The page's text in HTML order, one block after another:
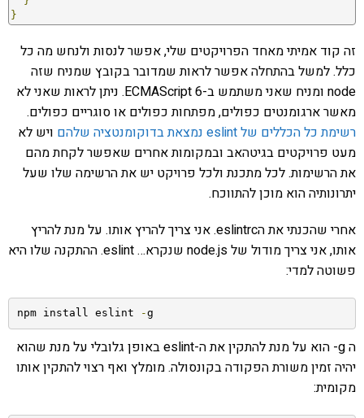
}
זה קוד אמיתי מאחד הפרויקטים שלי, אפשר לנסות ולנחש מה כל
כלל. למשל בהתחלה אפשר לראות שמדובר בקובץ שמניח שזה
node ומניח שאני משתמש ב-ECMAScript 6. ניתן לראות שאני לא
מאשר ארגומנטים כפולים, מפתחות כפולים או סוגריים כפולים.
רשימת כל הכללים של eslint נמצאת בדוקומנטציה שלהם
ויש לא
מעט פרויקטים בגיטהאב ובמקומות אחרים שאפשר לקחת מהם
את הרשימות. לכל מתכנת ולכל פרויקט יש את הרשימה שלו שעל
יתרונותיה הוא מוכן להתווכח.
אחרי שהכנתי את הeslintrc. אני צריך להריץ אותו. על מנת להריץ
אותו, אני צריך מודול של node.js שנקרא… eslint. ההתקנה שלו היא
פשוטה למדי:
npm install eslint -g
ה g- הוא על מנת להתקין את ה-eslint באופן גלובלי על מנת שהוא
יהיה זמין משורת הפקודה בקונסולה. מומלץ ואף רצוי להתקין אותו
מקומית: